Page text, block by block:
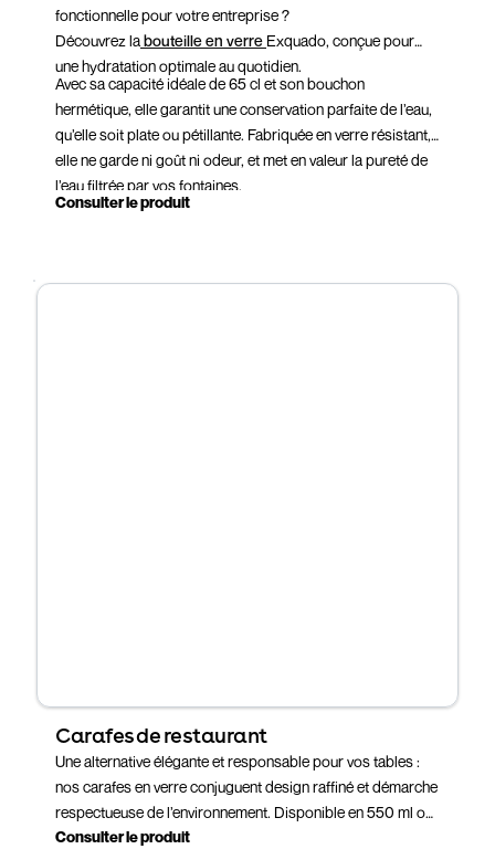
fonctionnelle pour votre entreprise ?
Découvrez labouteille en verre Exquado, conçue pour
une hydratation optimale au quotidien.
Avec sa capacité idéale de 65 cl et son bouchon
hermétique, elle garantit une conservation parfaite de l’eau,
qu’elle soit plate ou pétillante. Fabriquée en verre résistant,
elle ne garde ni goût ni odeur, et met en valeur la pureté de
l’eau filtrée par vos fontaines.
Consulter le produit
Carafes de restaurant
Une alternative élégante et responsable pour vos tables :
nos carafes en verre conjuguent design raffiné et démarche
respectueuse de l’environnement. Disponible en 550 ml ou
760 ml. Le bouchon à visser préserve la fraîcheur des
Consulter le produit